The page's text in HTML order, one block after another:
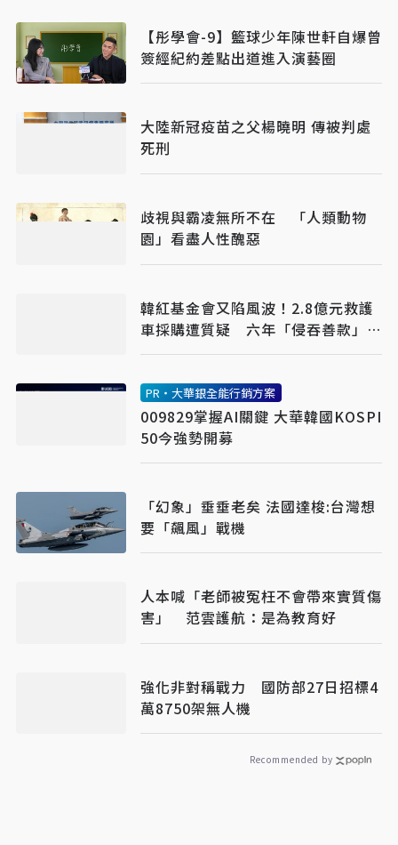
【彤學會-9】籃球少年陳世軒自爆曾
簽經紀約差點出道進入演藝圈
大陸新冠疫苗之父楊曉明 傳被判處
死刑
歧視與霸凌無所不在 「人類動物
園」看盡人性醜惡
韓紅基金會又陷風波！2.8億元救護
車採購遭質疑 六年「侵吞善款」傳
聞再起
PR・大華銀全能行銷方案
009829掌握AI關鍵 大華韓國KOSPI
50今強勢開募
「幻象」垂垂老矣 法國達梭:台灣想
要「飆風」戰機
人本喊「老師被冤枉不會帶來實質傷
害」 范雲護航：是為教育好
強化非對稱戰力 國防部27日招標4
萬8750架無人機
Recommended by